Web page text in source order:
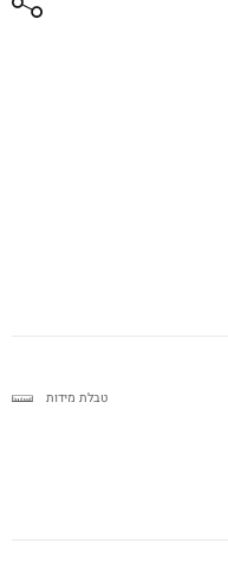
טבלת מידות